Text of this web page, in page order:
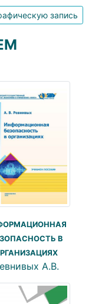
запись
В
А.В.